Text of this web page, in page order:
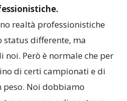
realtà professionistiche
status differente, ma
noi. Però è normale che per
di certi campionati e di
Noi dobbiamo